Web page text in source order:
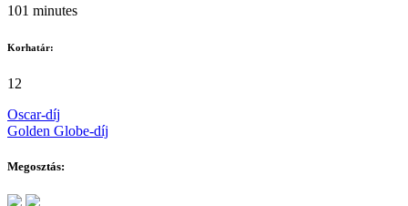
101 minutes
Korhatár:
12
Oscar-díj
Golden Globe-díj
Megosztás: